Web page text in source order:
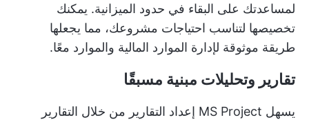
لمساعدتك على البقاء في حدود الميزانية. يمكنك
تخصيصها لتناسب احتياجات مشروعك، مما يجعلها
طريقة موثوقة لإدارة الموارد المالية والموارد معًا.
تقارير وتحليلات مبنية مسبقًا
يسهل MS Project إعداد التقارير من خلال التقارير